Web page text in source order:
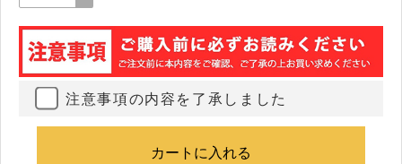
注意事項の内容を了承しました